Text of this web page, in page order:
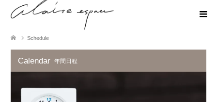
Schedule
Calendar 年間日程